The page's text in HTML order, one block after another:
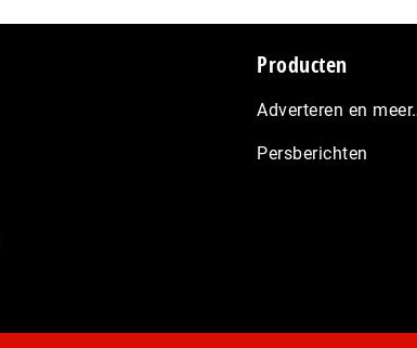
Producten
Adverteren en
Persberichten